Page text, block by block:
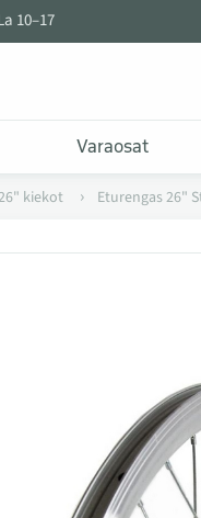
10–17
Varaosat
kiekot Eturengas 26"